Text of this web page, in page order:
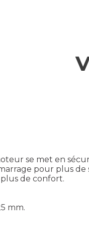
se met en
pour plus de
de confort.
mm.